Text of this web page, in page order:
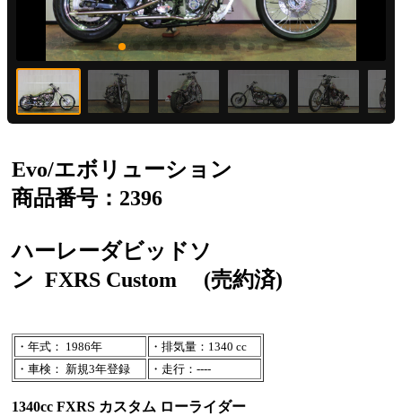
Evo/エボリューション
商品番号：2396
ハーレーダビッドソ
ン FXRS Custom (売約済)
・年式： 1986年
・排気量：1340 cc
・車検： 新規3年登録
・走行：----
1340cc FXRS カスタム ローライダー